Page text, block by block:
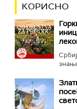
КОРИСНО